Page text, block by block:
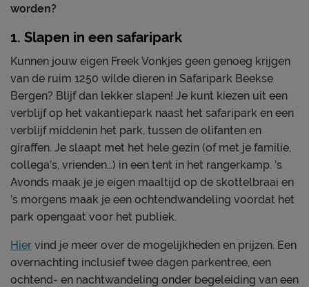
worden?
1. Slapen in een safaripark
Kunnen jouw eigen Freek Vonkjes geen genoeg krijgen
van de ruim 1250 wilde dieren in Safaripark Beekse
Bergen? Blijf dan lekker slapen! Je kunt kiezen uit een
verblijf op het vakantiepark naast het safaripark en een
verblijf middenin het park, tussen de olifanten en
giraffen. Je slaapt met het hele gezin (of met je familie,
collega’s, vrienden…) in een tent in het rangerkamp. ’s
Avonds maak je je eigen maaltijd op de skottelbraai en
’s morgens maak je een ochtendwandeling voordat het
park opengaat voor het publiek.
Hier vind je meer over de mogelijkheden en prijzen. Een
overnachting inclusief twee dagen parkentree, een
ochtend- en nachtwandeling onder begeleiding van een